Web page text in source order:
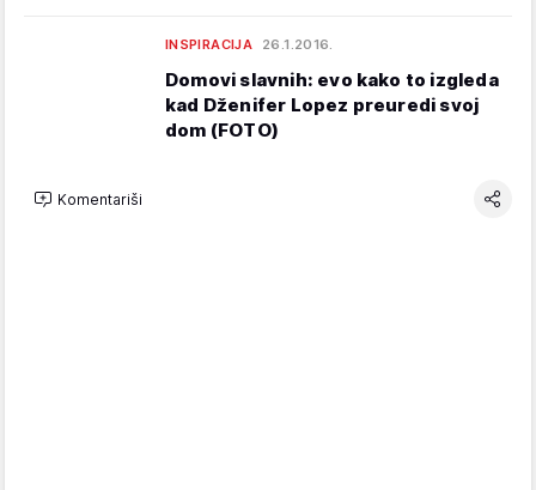
INSPIRACIJA 26.1.2016.
Domovi slavnih: evo kako to izgleda
kad Dženifer Lopez preuredi svoj
dom (FOTO)
Komentariši